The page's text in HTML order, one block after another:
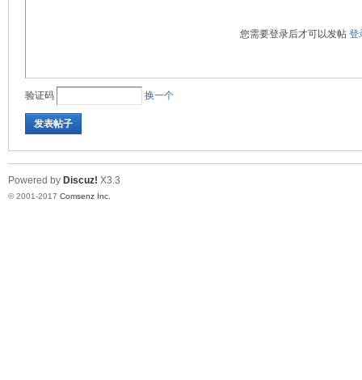
您需要登录后才可以发帖 登
验证码 换一个
发表帖子
Powered by Discuz! X3.3
© 2001-2017 Comsenz Inc.